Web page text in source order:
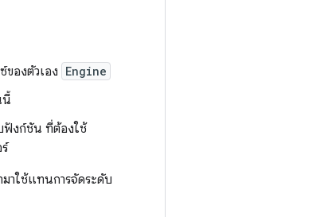
องตัวเอง Engine
นี้
ฟังก์ชัน ที่ต้องใช้
าใช้แทนการจัดระดับ